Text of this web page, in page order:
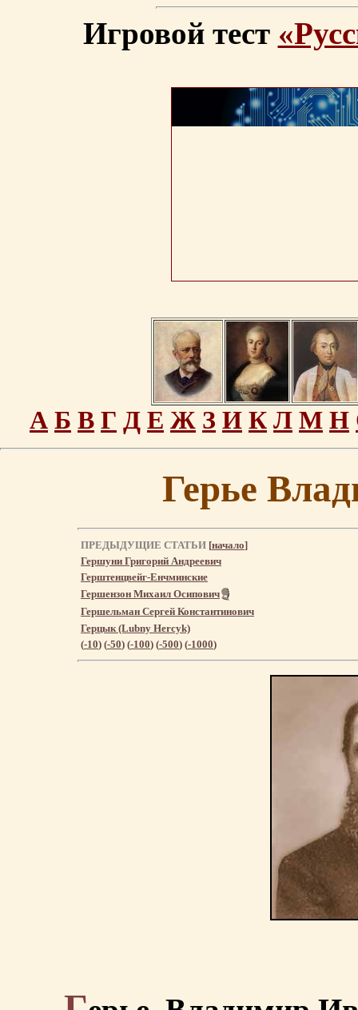
Игровой тест
А Б В Г Д Е Ж З И К Л М Н
Герье
ПРЕДЫДУЩИЕ СТАТЬИ [начало]
Гершуни Григорий Андреевич
Герштенцвейг-Енчминские
Гершензон Михаил Осипович
Гершельман Сергей Константинович
Герцык (Lubny Hercyk)
(-10) (-50) (-100) (-500) (-1000)